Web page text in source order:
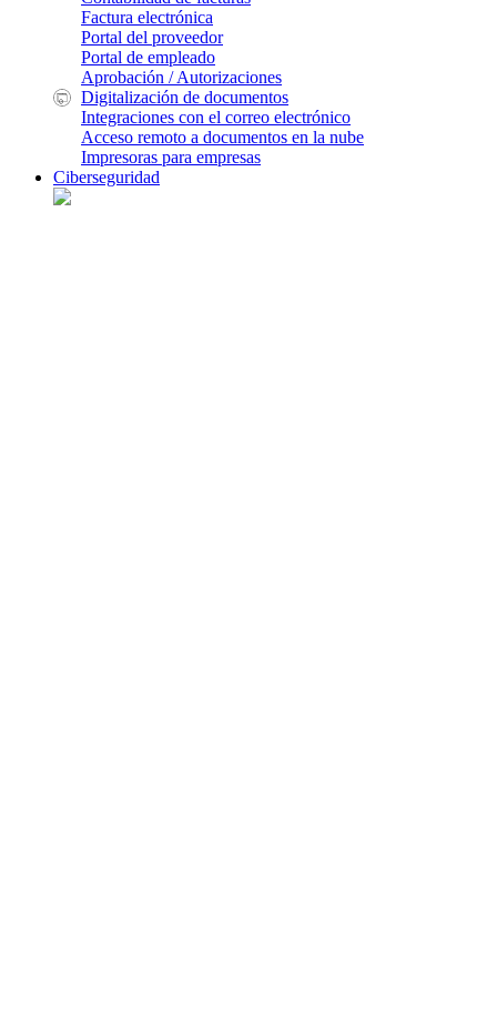
Factura electrónica
Portal del proveedor
Portal de empleado
Aprobación / Autorizaciones
Digitalización de documentos
Integraciones con el correo electrónico
Acceso remoto a documentos en la nube
Impresoras para empresas
Ciberseguridad